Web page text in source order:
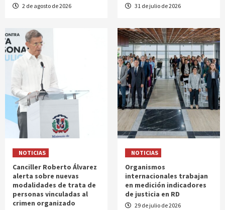
2 de agosto de 2026 31 de julio de 2026
NOTICIAS
Canciller Roberto Álvarez
alerta sobre nuevas
modalidades de trata de
personas vinculadas al
crimen organizado
NOTICIAS
Organismos
internacionales trabajan
en medición indicadores
de justicia en RD
29 de julio de 2026